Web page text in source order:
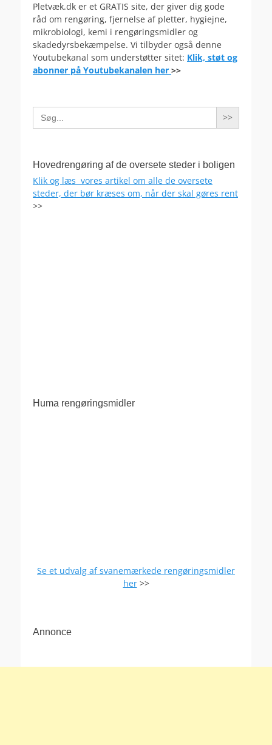
Pletvæk.dk er et GRATIS site, der giver dig gode
råd om rengøring, fjernelse af pletter, hygiejne,
mikrobiologi, kemi i rengøringsmidler og
skadedyrsbekæmpelse. Vi tilbyder også denne
Youtubekanal som understøtter sitet: Klik, støt og
abonner på Youtubekanalen her >>
Search
for:
Hovedrengøring af de oversete steder i boligen
Klik og læs vores artikel om alle de oversete
steder, der bør kræses om, når der skal gøres rent
>>
Huma rengøringsmidler
Se et udvalg af svanemærkede rengøringsmidler
her>>
Annonce